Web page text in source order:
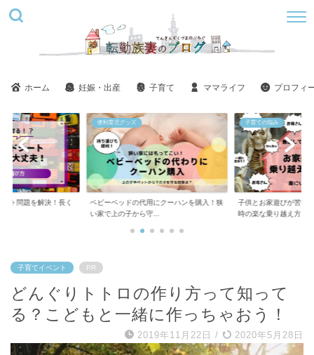
ホーム 妊娠・出産 子育て ママライフ プロフィ
にクーハンを購入！狭
子育ての悩み
子供とお家遊びが苦痛！ツラい！しんどい
時の楽な乗り越え方
美容
ステラボーテ美肌モー
い？悪い口コミばかり...
子育てイベント PR
どんぐりトトロの作り方って知って
る？こどもと一緒に作っちゃおう！
2019年11月22日 / 2020年5月28日